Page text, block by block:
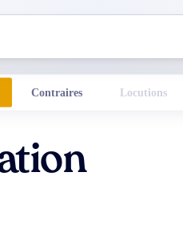
Contraires Locutions